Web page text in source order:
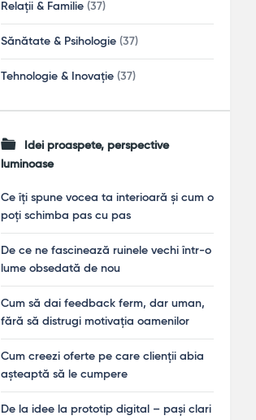
Relații & Familie (37)
Sănătate & Psihologie (37)
Tehnologie & Inovație (37)
Idei proaspete, perspective
luminoase
Ce îți spune vocea ta interioară și cum o
poți schimba pas cu pas
De ce ne fascinează ruinele vechi într-o
lume obsedată de nou
Cum să dai feedback ferm, dar uman,
fără să distrugi motivația oamenilor
Cum creezi oferte pe care clienții abia
așteaptă să le cumpere
De la idee la prototip digital – pași clari